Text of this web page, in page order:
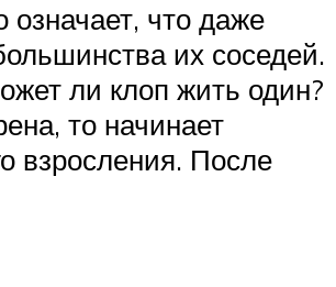
означает, что даже
их соседей.
ли клоп жить один?
то начинает
взросления. После